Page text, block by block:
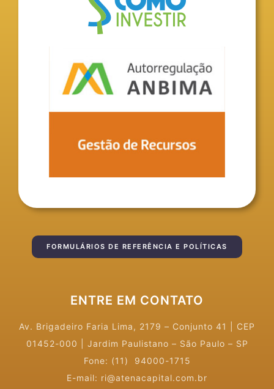
FORMULÁRIOS DE REFERÊNCIA E POLÍTICAS
ENTRE EM CONTATO
Av. Brigadeiro Faria Lima, 2179 – Conjunto 41
CEP
01452-000 | Jardim Paulistano – São Paulo – SP
Fone: (11) 94000-1715
E-mail: ri@atenacapital.com.br